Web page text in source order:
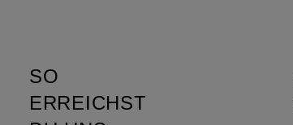
SO
ERREICHST